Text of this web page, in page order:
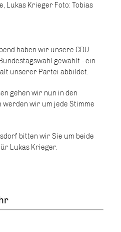
Lukas Krieger Foto: Tobias
haben wir unsere CDU
gewählt - ein
unserer Partei abbildet.
gehen wir nun in den
werden wir um jede Stimme
bitten wir Sie um beide
Lukas Krieger.